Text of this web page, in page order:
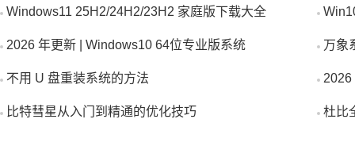
Windows11 25H2/24H2/23H2 家庭版下载大全
2026 年更新 | Windows10 64位专业版系统 万象
不用 U 盘重装系统的方法 2026
比特彗星从入门到精通的优化技巧 杜比